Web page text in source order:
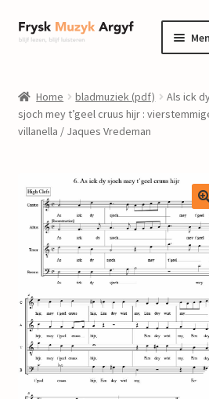
Ga
door
navigatie
Ga
naar
inhoud
informatie
Componisten
nieuws
contact
mijn account
Home bladmuziek (pdf)
Als ick
sjoch mey t’geel cruus hijr :
villanella / Jaques Vredeman